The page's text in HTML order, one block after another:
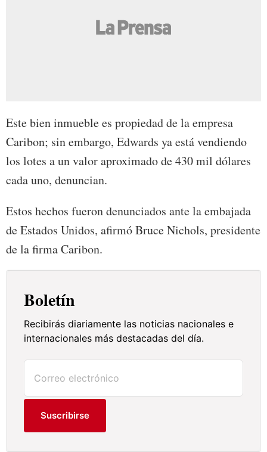
Este bien inmueble es propiedad de la empresa
Caribon; sin embargo, Edwards ya está vendiendo
los lotes a un valor aproximado de 430 mil dólares
cada uno, denuncian.
Estos hechos fueron denunciados ante la embajada
de Estados Unidos, afirmó Bruce Nichols, presidente
de la firma Caribon.
Boletín
Recibirás diariamente las noticias nacionales e
internacionales más destacadas del día.
Suscribirse